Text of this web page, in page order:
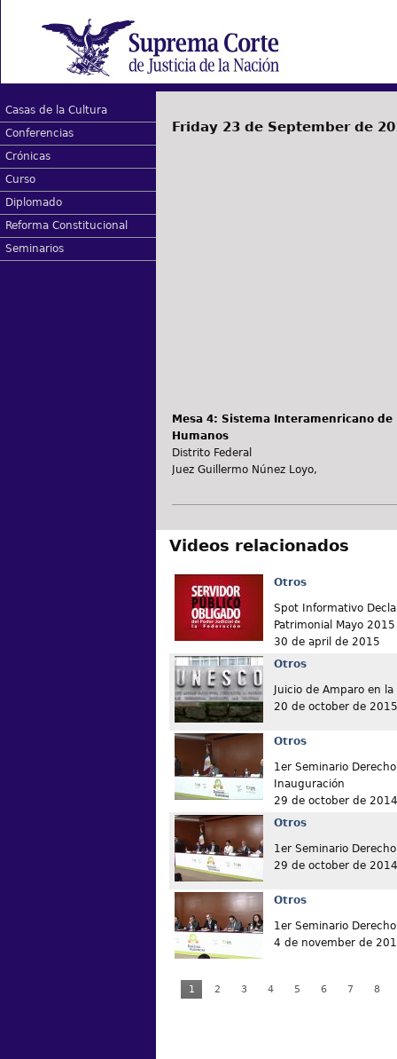
Casas de la Cultura
Conferencias
Crónicas
Curso
Diplomado
Reforma Constitucional
Seminarios
Friday 23 de September de
Mesa 4: Sistema Interamenricano
Humanos
Distrito Federal
Juez Guillermo Núnez Loyo,
Videos relacionados
Otros
Spot Informativo
Patrimonial Mayo 2015
30 de april de 2015
Otros
Juicio de Amparo en
20 de october de 2015
Otros
1er Seminario
Inauguración
29 de october de 2014
Otros
1er Seminario
29 de october de 2014
Otros
1er Seminario
4 de november de
1 2 3 4 5 6 7 8